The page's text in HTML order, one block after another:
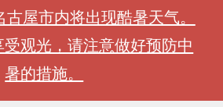
屋市内将出现酷暑天气。
观光，请注意做好预防中
暑的措施。